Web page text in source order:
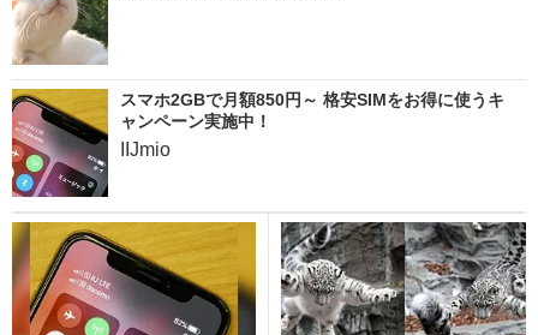
スマホ2GBで月額850円～ 格安SIMをお得に使うキ
ャンペーン実施中！
IIJmio